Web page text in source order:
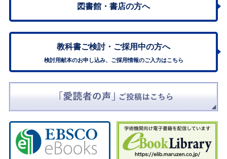
図書館・書店の方へ
教科書ご検討・ ご採用中の方へ
検討用献本のお申し込み、ご採用情報のご入力はこちら